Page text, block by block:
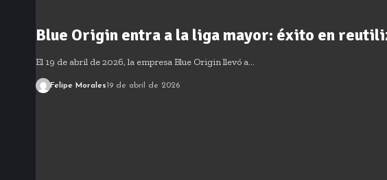
Blue Origin entra a la liga mayor: éxito en
El 19 de abril de 2026, la empresa Blue Origin llevó a…
Felipe Morales19 de abril de 2026